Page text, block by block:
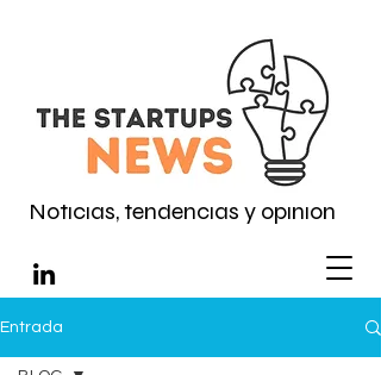
Noticias, tendencias y opinión
Entrada